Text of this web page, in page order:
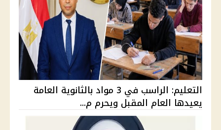
التعليم: الراسب في 3 مواد بالثانوية العامة
يعيدها العام المقبل ويحرم م...